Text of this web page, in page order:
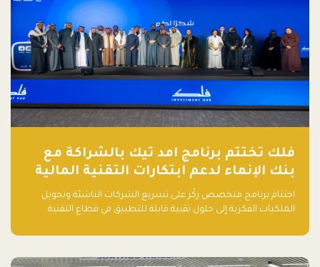
فلك تختتم برنامج امد تيك بالشراكة مع
بنك الإنماء لدعم ابتكارات التقنية المالية
اختتام برنامج متخصص ركّز على تسريع الشركات الناشئة وتحويل
الملكيات الفكرية إلى حلول تقنية قابلة للتطبيق في قطاع التقنية